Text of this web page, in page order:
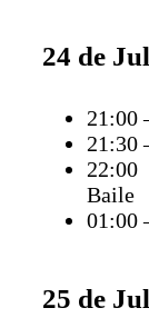
24 de
21:00
21:30
Baile
01:00
25 de